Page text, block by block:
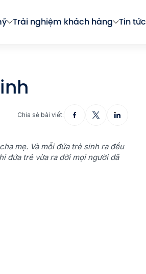
Trải nghiệm khách hàng Tin tức
Chia sẻ bài viết:
mẹ. Và mỗi đứa trẻ sinh ra đều
đứa trẻ vừa ra đời mọi người đã